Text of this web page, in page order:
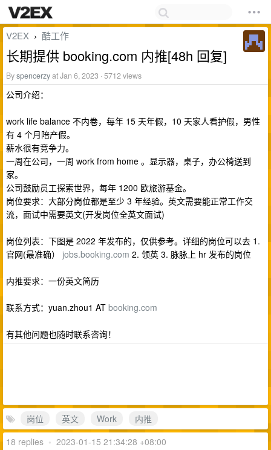
V2EX › 酷工作
长期提供 booking.com 内推[48h 回复]
Byspencerzyat Jan 6, 2023 · 5712 views
公司介绍：
work life balance 不内卷，每年 15 天年假，10 天家人看护假，男性
有 4 个月陪产假。
薪水很有竞争力。
一周在公司，一周 work from home 。显示器，桌子，办公椅送到
家。
公司鼓励员工探索世界，每年 1200 欧旅游基金。
岗位要求：大部分岗位都是至少 3 年经验。英文需要能正常工作交
流，面试中需要英文(开发岗位全英文面试)
岗位列表：下图是 2022 年发布的，仅供参考。详细的岗位可以去 1.
官网(最准确） jobs.booking.com 2. 领英 3. 脉脉上 hr 发布的岗位
内推要求：一份英文简历
联系方式：yuan.zhou1 AT booking.com
有其他问题也随时联系咨询！
岗位 英文 Work
内推
18 replies • 2023-01-15 21:34:28 +08:00